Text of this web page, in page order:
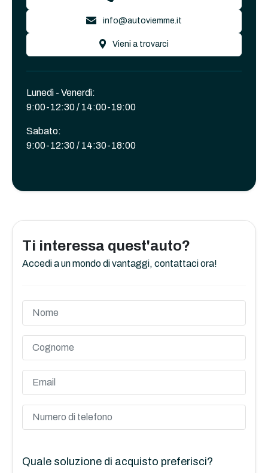
info@autoviemme.it
Vieni a trovarci
Lunedì - Venerdì:
9:00-12:30 / 14:00-19:00
Sabato:
9:00-12:30 / 14:30-18:00
Ti interessa quest'auto?
Accedi a un mondo di vantaggi, contattaci ora!
Quale soluzione di acquisto preferisci?